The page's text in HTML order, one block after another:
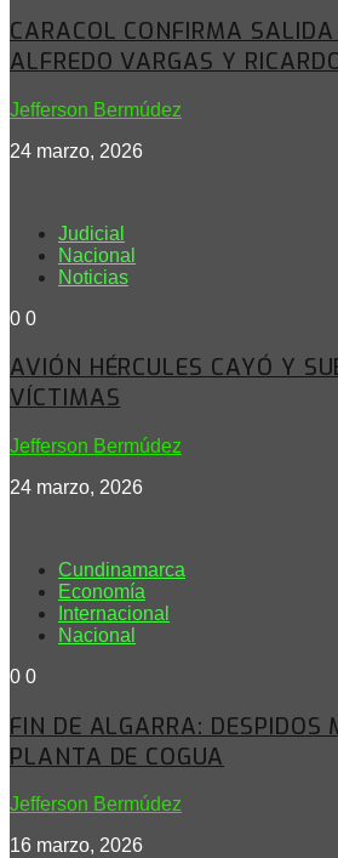
CARACOL CONFIRMA SALIDA
ALFREDO VARGAS Y
Jefferson Bermúdez
24 marzo, 2026
Judicial
Nacional
Noticias
0 0
AVIÓN HÉRCULES CAYÓ Y
VÍCTIMAS
Jefferson Bermúdez
24 marzo, 2026
Cundinamarca
Economía
Internacional
Nacional
0 0
FIN DE ALGARRA: DESPIDOS
PLANTA DE COGUA
Jefferson Bermúdez
16 marzo, 2026